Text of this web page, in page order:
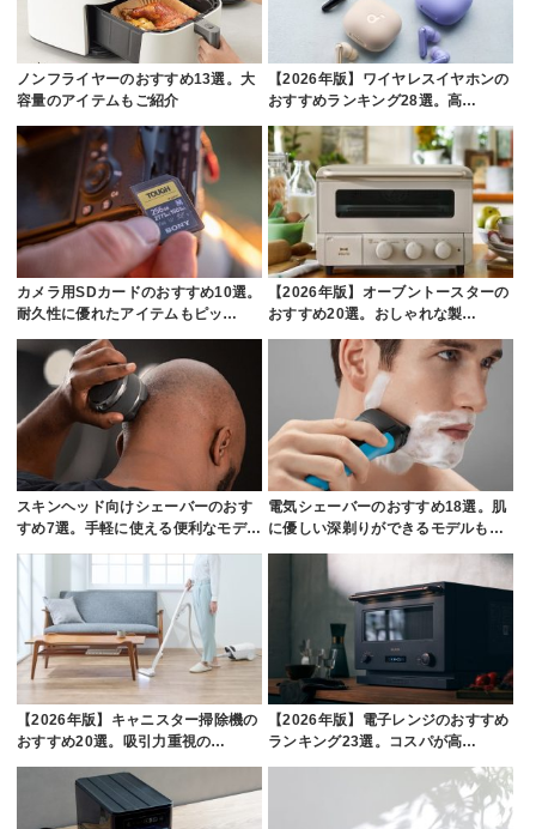
ノンフライヤーのおすすめ13選。大
容量のアイテムもご紹介
【2026年版】ワイヤレスイヤホンの
おすすめランキング28選。高…
カメラ用SDカードのおすすめ10選。
耐久性に優れたアイテムもピッ…
【2026年版】オーブントースターの
おすすめ20選。おしゃれな製…
スキンヘッド向けシェーバーのおす
すめ7選。手軽に使える便利なモデ…
電気シェーバーのおすすめ18選。肌
に優しい深剃りができるモデルも…
【2026年版】キャニスター掃除機の
おすすめ20選。吸引力重視の…
【2026年版】電子レンジのおすすめ
ランキング23選。コスパが高…